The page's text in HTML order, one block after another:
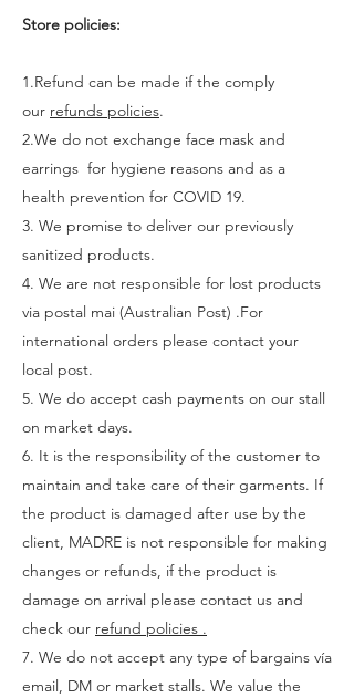
Store policies:
1.Refund can be made if the comply
our refunds policies.
2.We do not exchange face mask and
earrings for hygiene reasons and as a
health prevention for COVID 19.
3. We promise to deliver our previously
sanitized products.
4. We are not responsible for lost products
via postal mai (Australian Post) .For
international orders please contact your
local post.
5. We do accept cash payments on our stall
on market days.
6. It is the responsibility of the customer to
maintain and take care of their garments. If
the product is damaged after use by the
client, MADRE is not responsible for making
changes or refunds, if the product is
damage on arrival please contact us and
check our refund policies .
7. We do not accept any type of bargains vía
email, DM or market stalls. We value the